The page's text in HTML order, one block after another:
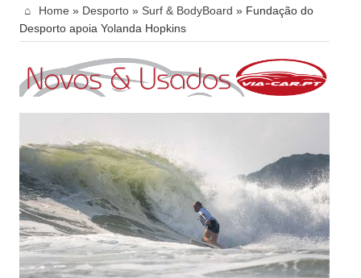
Home » Desporto » Surf & BodyBoard » Fundação do
Desporto apoia Yolanda Hopkins